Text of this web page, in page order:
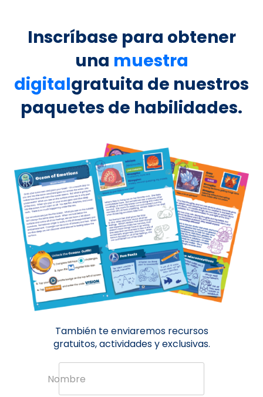
Inscríbase para obtener
una muestra
digitalgratuita de nuestros
paquetes de habilidades.
También te enviaremos recursos
gratuitos, actividades y exclusivas.
Nombre